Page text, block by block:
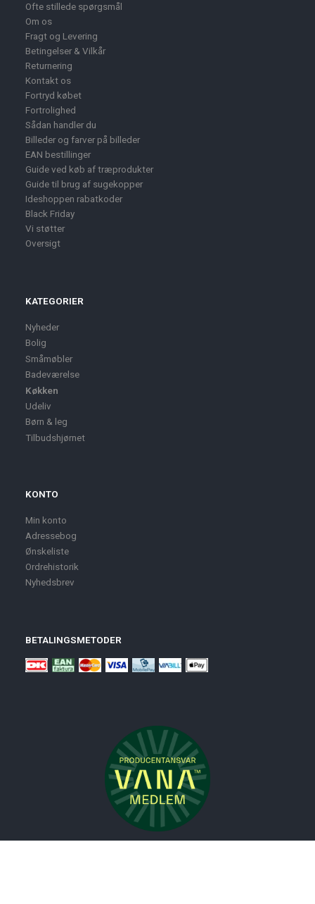
Ofte stillede spørgsmål
Om os
Fragt og Levering
Betingelser & Vilkår
Returnering
Kontakt os
Fortryd købet
Fortrolighed
Sådan handler du
Billeder og farver på billeder
EAN bestillinger
Guide ved køb af træprodukter
Guide til brug af sugekopper
Ideshoppen rabatkoder
Black Friday
Vi støtter
Oversigt
KATEGORIER
Nyheder
Bolig
Småmøbler
Badeværelse
Køkken
Udeliv
Børn & leg
Tilbudshjørnet
KONTO
Min konto
Adressebog
Ønskeliste
Ordrehistorik
Nyhedsbrev
BETALINGSMETODER